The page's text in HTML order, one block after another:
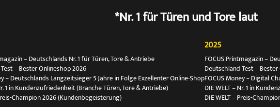
*Nr. 1 für Türen und Tore laut
– Deutschlands Nr. 1 für Türen, Tore & Antriebe
– Bester Onlineshop 2026
– Deutschlands Langzeitsieger 5 Jahre in Folge Exzellenter Online-Shop
1 in Kundenzufriedenheit (Branche Türen, Tore & Antriebe)
Champion 2026 (Kundenbegeisterung)
2025
FOCUS Printmagazin –
Deutschland Test –
FOCUS Money – Digital
DIE WELT – Nr. 1 in
DIE WELT – Preis-